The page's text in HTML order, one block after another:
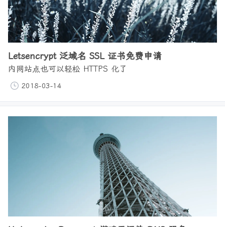
Letsencrypt 泛域名 SSL 证书免费申请
内网站点也可以轻松 HTTPS 化了
2018-03-14